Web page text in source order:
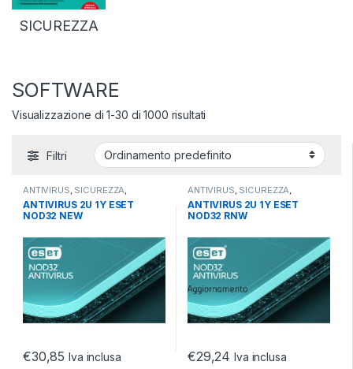
SICUREZZA
SOFTWARE
Visualizzazione di 1-30 di 1000 risultati
Filtri
ANTIVIRUS, SICUREZZA,
SOFTWARE
ANTIVIRUS 2U 1Y ESET
NOD32 NEW
€30,85 Iva inclusa
ANTIVIRUS, SICUREZZA,
SOFTWARE
ANTIVIRUS 2U 1Y ESET
NOD32 RNW
€29,24 Iva inclusa